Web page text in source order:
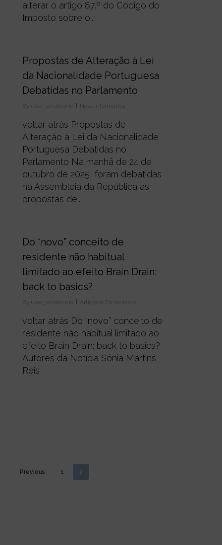
alterar o artigo 87.º do Código do
Imposto sobre o...
Propostas de Alteração à Lei
da Nacionalidade Portuguesa
Debatidas no Parlamento
By user_anabruno Nota informativa
voltar atrás Propostas de
Alteração à Lei da Nacionalidade
Portuguesa Debatidas no
Parlamento Na manhã de 24 de
outubro de 2025, foram debatidas
na Assembleia da República as
propostas de...
Do “novo” conceito de
residente não habitual
limitado ao efeito Brain Drain:
back to basics?
By user_anabruno Artigos e Entrevistas
voltar atrás Do “novo” conceito de
residente não habitual limitado ao
efeito Brain Drain: back to basics?
Autores da Notícia Sónia Martins
Reis
Previous 1 2